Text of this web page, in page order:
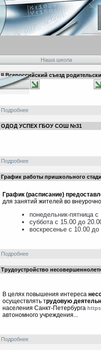
Наша школа
II Всероссийский съезд
Подробнее
ОДОД УСПЕХ ГБОУ СОШ №31
Подробнее
График работы пришкольного
График (расписание)
для занятий жителей во
понедельник-пятница
суббота с 15.00 до
воскресенье с 10.00 до
Подробнее
Трудоустройство
В целях повышения интереса
осуществлять трудовую
населения Санкт-Петербурга
автономного учреждения...
Подробнее